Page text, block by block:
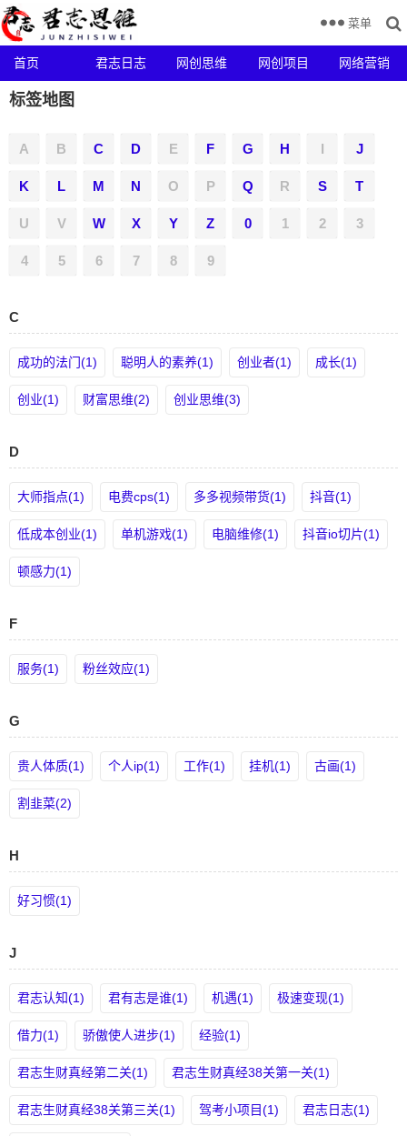
首页 君志日志 网创思维 网创项目 网络营销
菜单
标签地图
A B C D E F G H I J
K L M N O P Q R S T
U V W X Y Z 0 1 2 3
4 5 6 7 8 9
C
成功的法门(1) 聪明人的素养(1) 创业者(1) 成长(1)
创业(1) 财富思维(2) 创业思维(3)
D
大师指点(1) 电费cps(1) 多多视频带货(1) 抖音(1)
低成本创业(1) 单机游戏(1) 电脑维修(1) 抖音io切片(1)
顿感力(1)
F
服务(1) 粉丝效应(1)
G
贵人体质(1) 个人ip(1) 工作(1) 挂机(1) 古画(1)
割韭菜(2)
H
好习惯(1)
J
君志认知(1) 君有志是谁(1) 机遇(1) 极速变现(1)
借力(1) 骄傲使人进步(1) 经验(1)
君志生财真经第二关(1) 君志生财真经38关第一关(1)
君志生财真经38关第三关(1) 驾考小项目(1) 君志日志(1)